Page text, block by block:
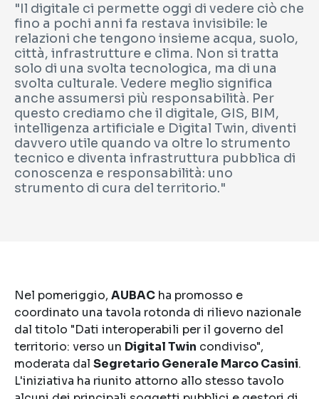
"Il digitale ci permette oggi di vedere ciò che
fino a pochi anni fa restava invisibile: le
relazioni che tengono insieme acqua, suolo,
città, infrastrutture e clima. Non si tratta
solo di una svolta tecnologica, ma di una
svolta culturale. Vedere meglio significa
anche assumersi più responsabilità. Per
questo crediamo che il digitale, GIS, BIM,
intelligenza artificiale e Digital Twin, diventi
davvero utile quando va oltre lo strumento
tecnico e diventa infrastruttura pubblica di
conoscenza e responsabilità: uno
strumento di cura del territorio."
Nel pomeriggio, AUBAC ha promosso e
coordinato una tavola rotonda di rilievo nazionale
dal titolo "Dati interoperabili per il governo del
territorio: verso un Digital Twin condiviso",
moderata dal Segretario Generale Marco Casini.
L'iniziativa ha riunito attorno allo stesso tavolo